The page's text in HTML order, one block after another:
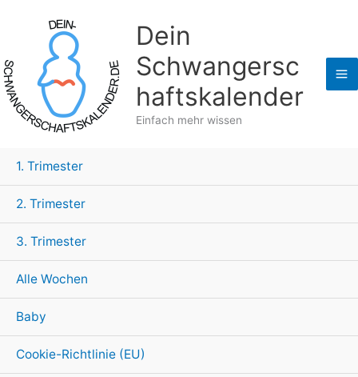
springen
Dein
Schwangersc
haftskalender
Einfach mehr wissen
1. Trimester
2. Trimester
3. Trimester
Alle Wochen
Baby
Cookie-Richtlinie (EU)